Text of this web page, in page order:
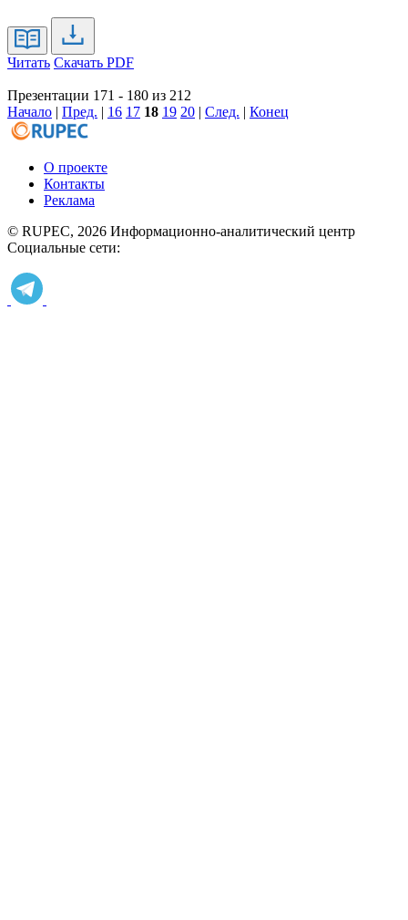
Читать Скачать PDF
Презентации 171 - 180 из 212
Начало | Пред. | 16 17 18 19 20 | След. | Конец
О проекте
Контакты
Реклама
© RUPEC, 2026 Информационно-аналитический центр
Социальные сети: